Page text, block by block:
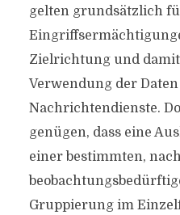
gelten grundsätzlich
Zielrichtung und
Verwendung der
Nachrichtendienste.
genügen, dass eine
einer bestimmten,
Gruppierung im